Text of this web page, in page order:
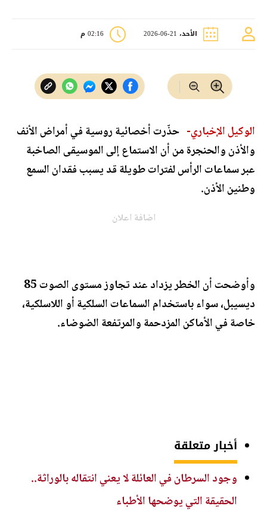
الأحد، 21-06-2026 02:16 م
الوكيل الإخباري- حذّرت أخصائية روسية في أمراض الأنف
والأذن والحنجرة من أن الاستماع إلى الموسيقى الصاخبة
عبر سماعات الرأس لفترات طويلة قد يسبب فقدان السمع
وطنين الأذن.
اضافة اعلان
وأوضحت أن الخطر يزداد عند تجاوز مستوى الصوت 85
ديسيبل، سواء باستخدام السماعات السلكية أو اللاسلكية،
خاصة في الأماكن المزدحمة والمرتفعة الضوضاء.
أخبار متعلقة
وجود السرطان في العائلة لا يعني انتقاله بالوراثة..
الحقيقة التي يوضحها الأطباء